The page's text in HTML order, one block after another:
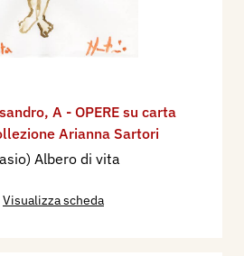
, A - OPERE su carta
Arianna Sartori
Albero di vita
Visualizza scheda